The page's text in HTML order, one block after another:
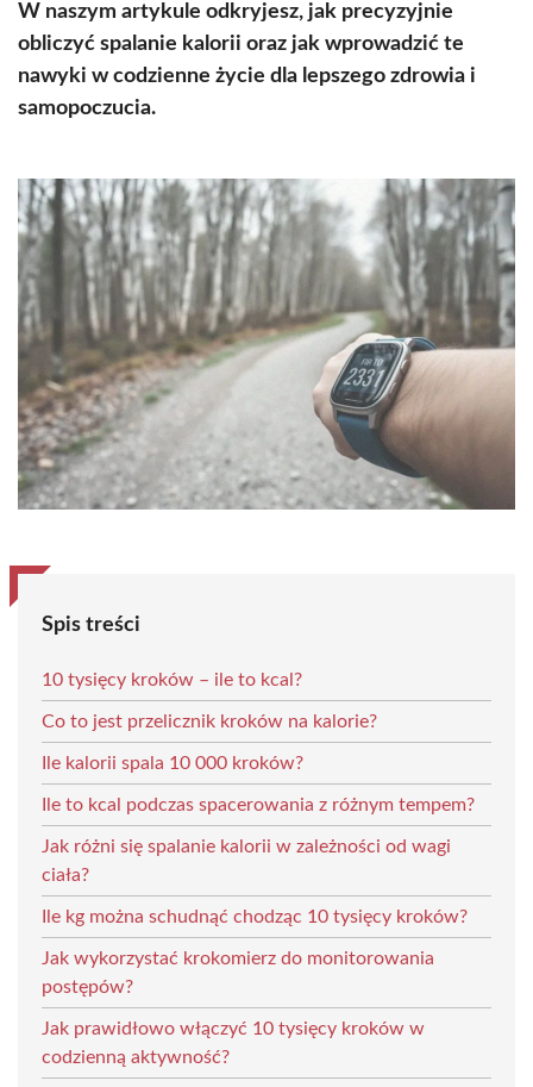
W naszym artykule odkryjesz, jak precyzyjnie
obliczyć spalanie kalorii oraz jak wprowadzić te
nawyki w codzienne życie dla lepszego zdrowia i
samopoczucia.
Spis treści
10 tysięcy kroków – ile to kcal?
Co to jest przelicznik kroków na kalorie?
Ile kalorii spala 10 000 kroków?
Ile to kcal podczas spacerowania z różnym tempem?
Jak różni się spalanie kalorii w zależności od wagi
ciała?
Ile kg można schudnąć chodząc 10 tysięcy kroków?
Jak wykorzystać krokomierz do monitorowania
postępów?
Jak prawidłowo włączyć 10 tysięcy kroków w
codzienną aktywność?